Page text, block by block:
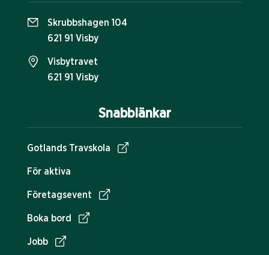
Snabblänkar
Gotlands Travskola
För aktiva
Företagsevent
Boka bord
Jobb
Skrubbshagen 104
621 91 Visby
Visbytravet
621 91 Visby